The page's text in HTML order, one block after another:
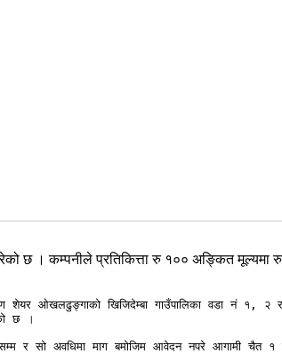
छ । कम्पनीले प्रतिकित्ता रु १०० अङ्कित मूल्यमा
ओखलढुङ्गाको खिजिदेम्बा गाउँपालिका वडा नं १, २ र
छ ।
र सो अवधिमा माग बमोजिम आवेदन नपरे आगामी चैत